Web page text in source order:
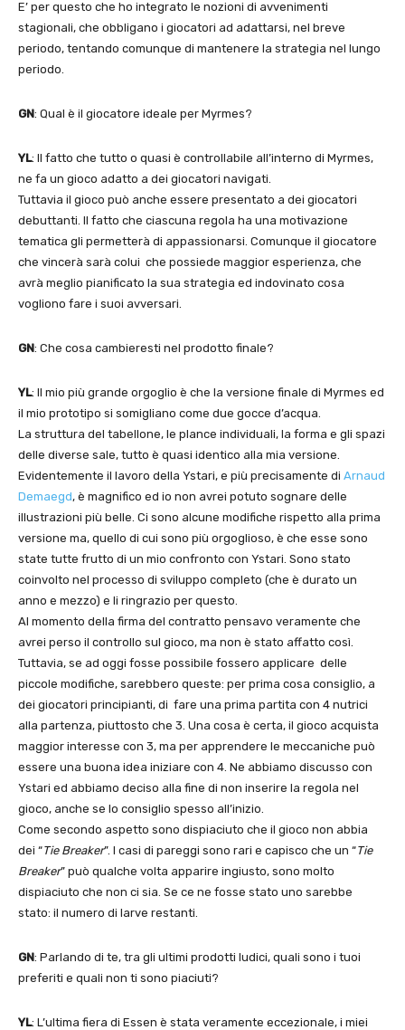
E’ per questo che ho integrato le nozioni di avvenimenti
stagionali, che obbligano i giocatori ad adattarsi, nel breve
periodo, tentando comunque di mantenere la strategia nel lungo
periodo.
GN: Qual è il giocatore ideale per Myrmes?
YL: Il fatto che tutto o quasi è controllabile all’interno di Myrmes,
ne fa un gioco adatto a dei giocatori navigati.
Tuttavia il gioco può anche essere presentato a dei giocatori
debuttanti. II fatto che ciascuna regola ha una motivazione
tematica gli permetterà di appassionarsi. Comunque il giocatore
che vincerà sarà colui che possiede maggior esperienza, che
avrà meglio pianificato la sua strategia ed indovinato cosa
vogliono fare i suoi avversari.
GN: Che cosa cambieresti nel prodotto finale?
YL: Il mio più grande orgoglio è che la versione finale di Myrmes ed
il mio prototipo si somigliano come due gocce d’acqua.
La struttura del tabellone, le plance individuali, la forma e gli spazi
delle diverse sale, tutto è quasi identico alla mia versione.
Evidentemente il lavoro della Ystari, e più precisamente di Arnaud
Demaegd, è magnifico ed io non avrei potuto sognare delle
illustrazioni più belle. Ci sono alcune modifiche rispetto alla prima
versione ma, quello di cui sono più orgoglioso, è che esse sono
state tutte frutto di un mio confronto con Ystari. Sono stato
coinvolto nel processo di sviluppo completo (che è durato un
anno e mezzo) e li ringrazio per questo.
Al momento della firma del contratto pensavo veramente che
avrei perso il controllo sul gioco, ma non è stato affatto così.
Tuttavia, se ad oggi fosse possibile fossero applicare delle
piccole modifiche, sarebbero queste: per prima cosa consiglio, a
dei giocatori principianti, di fare una prima partita con 4 nutrici
alla partenza, piuttosto che 3. Una cosa è certa, il gioco acquista
maggior interesse con 3, ma per apprendere le meccaniche può
essere una buona idea iniziare con 4. Ne abbiamo discusso con
Ystari ed abbiamo deciso alla fine di non inserire la regola nel
gioco, anche se lo consiglio spesso all’inizio.
Come secondo aspetto sono dispiaciuto che il gioco non abbia
dei “Tie Breaker”. I casi di pareggi sono rari e capisco che un “Tie
Breaker” può qualche volta apparire ingiusto, sono molto
dispiaciuto che non ci sia. Se ce ne fosse stato uno sarebbe
stato: il numero di larve restanti.
GN: Parlando di te, tra gli ultimi prodotti ludici, quali sono i tuoi
preferiti e quali non ti sono piaciuti?
YL: L’ultima fiera di Essen è stata veramente eccezionale, i miei